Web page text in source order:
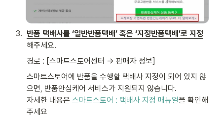
3. 반품 택배사를 ‘일반반품택배’ 혹은 ‘지정반품택배’로 지정
해주세요.
경로 : [스마트스토어센터 → 판매자 정보]
스마트스토어에 반품을 수행할 택배사 지정이 되어 있지 않
으면, 반품안심케어 서비스가 지원되지 않습니다.
자세한 내용은 스마트스토어 : 택배사 지정 매뉴얼을 확인해
주세요